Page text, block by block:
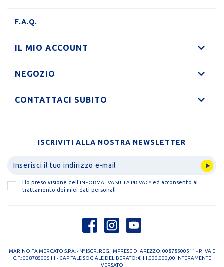
F.A.Q.
IL MIO ACCOUNT
NEGOZIO
CONTATTACI SUBITO
ISCRIVITI ALLA NOSTRA NEWSLETTER
Ho preso visione dell'INFORMATIVA SULLA PRIVACYed acconsento al
trattamento dei miei dati personali
MARINO FA MERCATO S.P.A. - N° ISCR. REG. IMPRESE DI AREZZO: 00878500511 - P. IVA E
C.F.: 00878500511 - CAPITALE SOCIALE DELIBERATO: € 11.000.000,00 INTERAMENTE
VERSATO